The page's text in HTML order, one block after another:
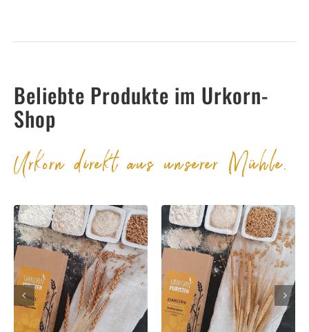
Beliebte Produkte im Urkorn-
Shop
Urkorn direkt aus unserer Mühle.